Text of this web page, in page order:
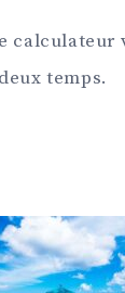
calculateur
temps.